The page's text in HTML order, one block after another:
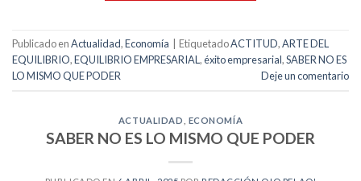
Publicado enActualidad,Economía EtiquetadoACTITUD,ARTE DEL
EQUILIBRIO,EQUILIBRIO EMPRESARIAL ,éxito empresarial,SABER NO ES
LO MISMO QUE PODER
Deje un comentario
ACTUALIDAD ECONOMÍA
SABER NO ES LO MISMO QUE PODER